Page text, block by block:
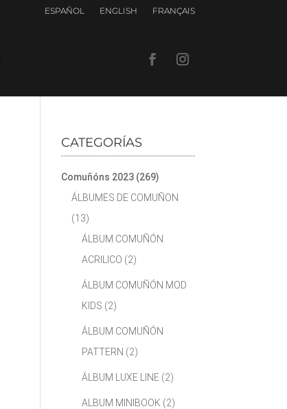
ESPAÑOL ENGLISH FRANÇAIS
CATEGORÍAS
Comuñóns 2023 (269)
ÁLBUMES DE COMUÑON
(13)
ÁLBUM COMUÑÓN
ACRILICO (2)
ÁLBUM COMUÑÓN MOD
KIDS (2)
ÁLBUM COMUÑÓN
PATTERN (2)
ÁLBUM LUXE LINE (2)
ALBUM MINIBOOK (2)